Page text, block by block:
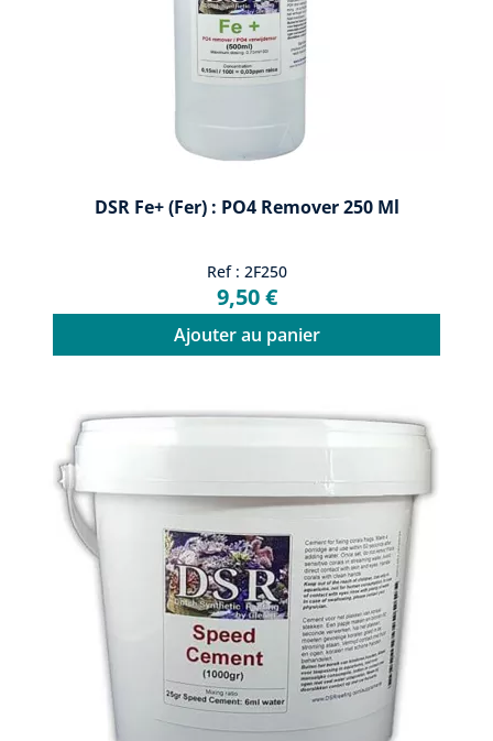
DSR Fe+ (fer) : PO4 Remover 250 Ml
Ref : 2F250
9,50 €
Ajouter au panier